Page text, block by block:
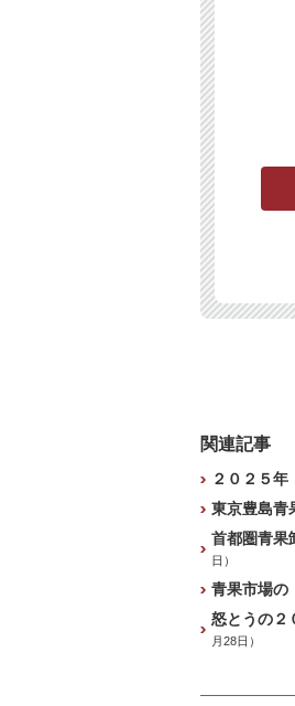
関連記事
２０２５
東京豊島
首都圏青
日）
青果市場
怒とうの
月28日）